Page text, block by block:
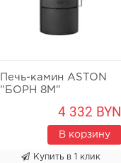
Печь-камин ASTON
"БОРН 8М"
4 332 BYN
В корзину
Купить в 1 клик